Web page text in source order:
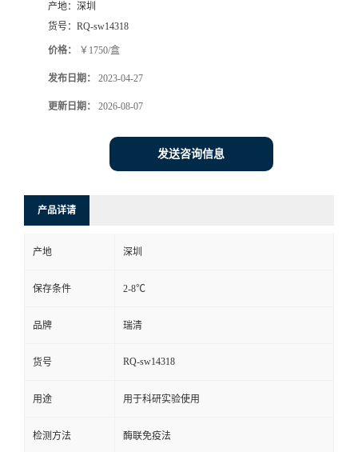
产地： 深圳
货号： RQ-sw14318
价格： ￥1750/盒
发布日期： 2023-04-27
更新日期： 2026-08-07
发送咨询信息
产品详请
产地 深圳
保存条件 2-8℃
品牌 瑞清
货号 RQ-sw14318
用途 用于科研实验使用
检测方法 酶联免疫法